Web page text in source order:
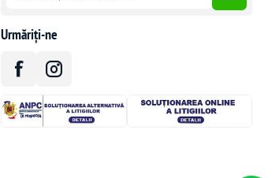
Urmăriți-ne